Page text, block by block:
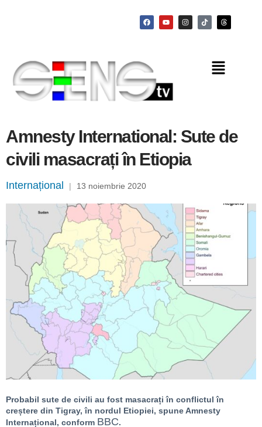
Amnesty International: Sute de
civili masacrați în Etiopia
Internațional | 13 noiembrie 2020
Probabil sute de civili au fost masacrați în conflictul în
creștere din Tigray, în nordul Etiopiei, spune Amnesty
Internațional, conform BBC.